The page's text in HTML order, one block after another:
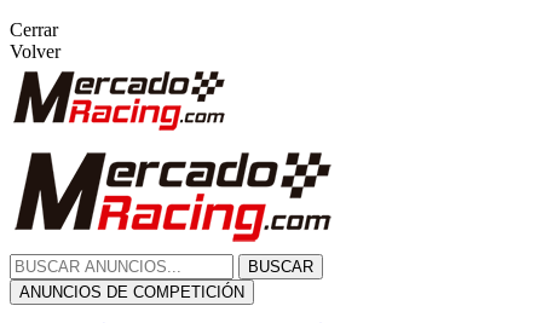
Cerrar
Volver
BUSCAR
ANUNCIOS DE COMPETICIÓN